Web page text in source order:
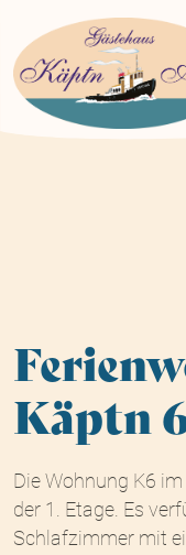
Käptn
Die Wohnung K6
der 1. Etage. Es
Schlafzimmer mit